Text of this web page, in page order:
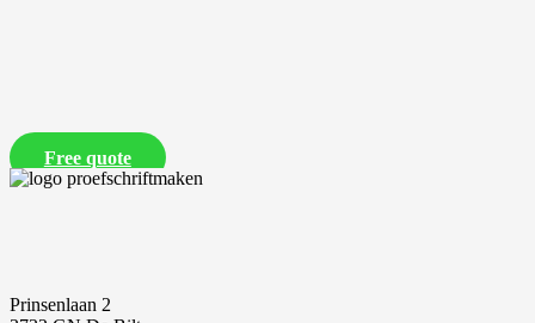
Free quote
Prinsenlaan 2